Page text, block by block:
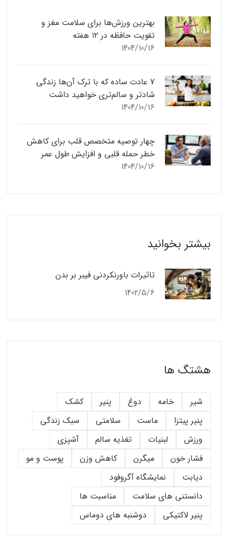
بهترین ورزش‌ها برای سلامت مغز و
تقویت حافظه در ۱۲ هفته
1404/10/16
7 عادت ساده که با ترک آن‌ها زندگی
شادتر و سالم‌تری خواهید داشت
1404/10/16
چهار توصیه متخصص قلب برای کاهش
خطر حمله قلبی و افزایش طول عمر
1404/10/16
بیشتر بخوانید
تاثیرات باورنکردنی فیبر بر بدن
1402/5/6
هشتگ ها
شیر خامه دوغ پنیر
کشک
پنیر پیتزا
ماست سلامتی
سبک زندگی
ورزش
لبنیات تغذیه سالم
آشپزی
فشار خون
میگرن کاهش وزن
پوست و مو
دیابت
نمایشگاه آگروفود
دانستنی های سلامت
مناسبت ها
پنیر لاکتیکی
دوشنبه های دوماس